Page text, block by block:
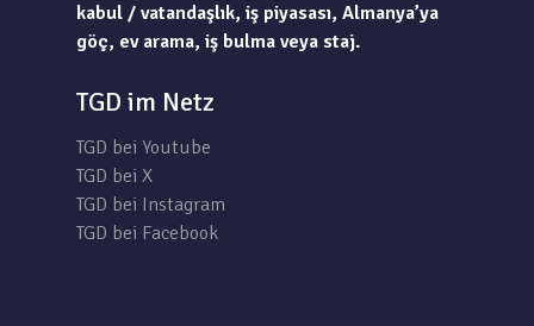
kabul / vatandaşlık, iş piyasası, Almanya’ya
göç, ev arama, iş bulma veya staj.
TGD im Netz
TGD bei Youtube
TGD bei X
TGD bei Instagram
TGD bei Facebook